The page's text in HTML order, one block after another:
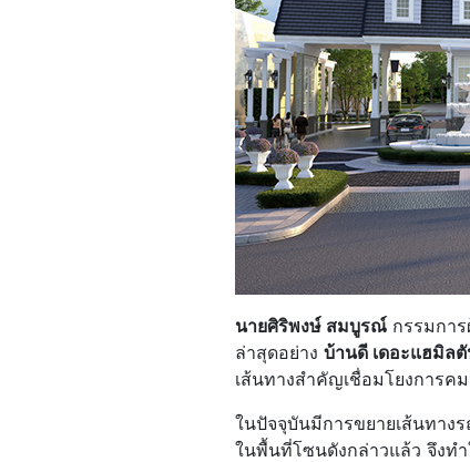
นายศิริพงษ์ สมบูรณ์ กรรมกา
ล่าสุดอย่าง บ้านดี เดอะแฮมิล
เส้นทางสำคัญเชื่อมโยงการค
ในปัจจุบันมีการขยายเส้นทาง
ในพื้นที่โซนดังกล่าวแล้ว จึงทำ